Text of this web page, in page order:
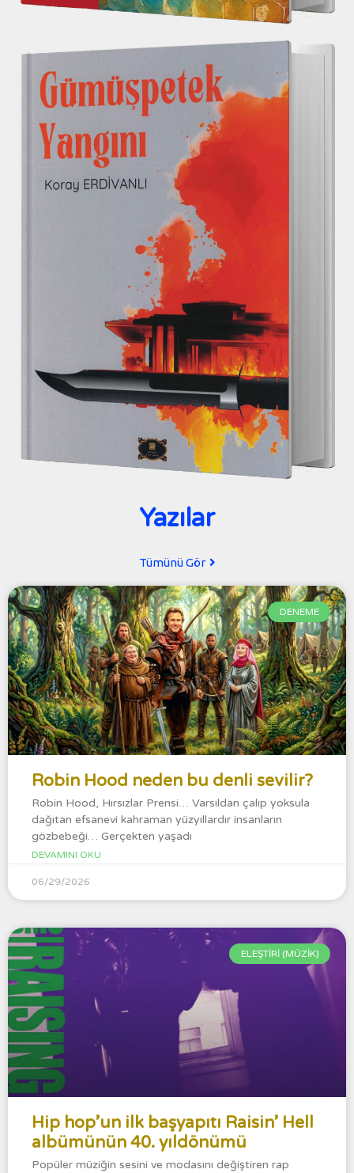
Yazılar
Tümünü Gör
DENEME
Robin Hood neden bu denli sevilir?
Robin Hood, Hırsızlar Prensi… Varsıldan çalıp yoksula
dağıtan efsanevi kahraman yüzyıllardır insanların
gözbebeği… Gerçekten yaşadı
DEVAMINI OKU
06/29/2026
ELEŞTİRİ (MÜZİK)
Hip hop’un ilk başyapıtı Raisin’ Hell
albümünün 40. yıldönümü
Popüler müziğin sesini ve modasını değiştiren rap